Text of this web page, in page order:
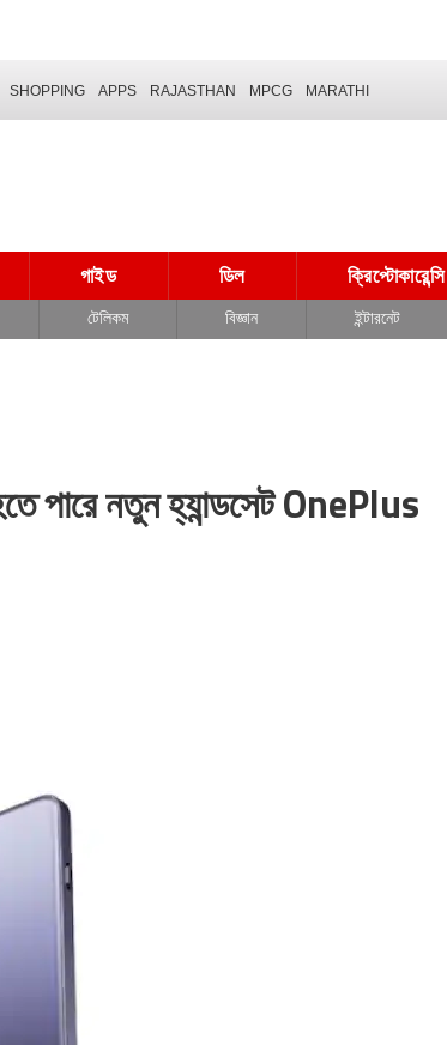
SHOPPING APPS RAJASTHAN MPCG MARATHI
গাইড ডিল ক্রিপ্টোকারেন্সি
টেলিকম বিজ্ঞান ইন্টারনেট
নতুন হ্যান্ডসেট OnePlus